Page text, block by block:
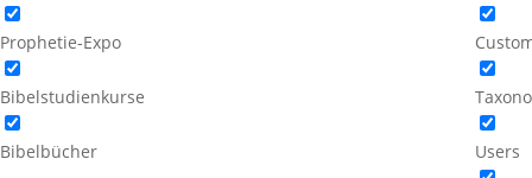
Prophetie-Expo
Bibelstudienkurse
Bibelbücher Users